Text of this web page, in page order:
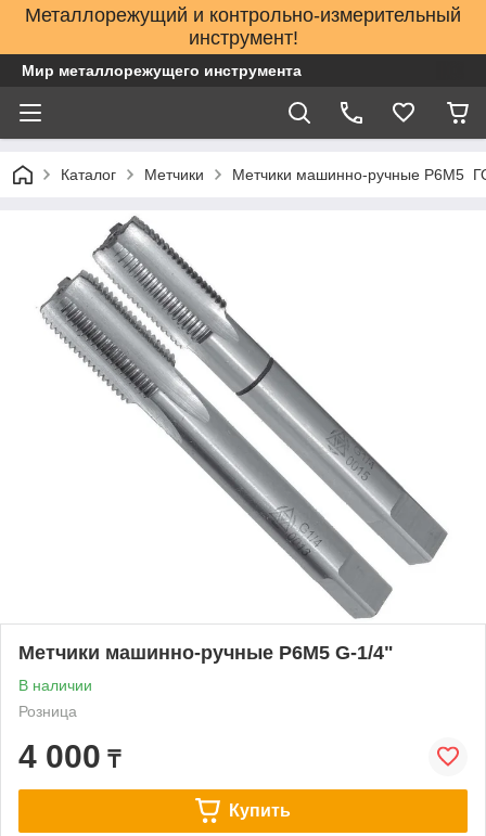
Металлорежущий и контрольно-измерительный
инструмент!
Мир металлорежущего инструмента
Каталог Метчики Метчики машинно-ручные Р6М5
Метчики машинно-ручные Р6М5 G-1/4"
В наличии
Розница
4 000 ₸
Купить